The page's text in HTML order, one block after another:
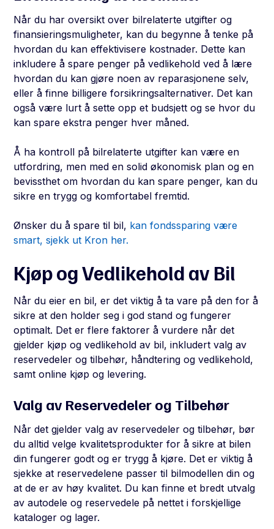
Når du har oversikt over bilrelaterte utgifter og
finansieringsmuligheter, kan du begynne å tenke på
hvordan du kan effektivisere kostnader. Dette kan
inkludere å spare penger på vedlikehold ved å lære
hvordan du kan gjøre noen av reparasjonene selv,
eller å finne billigere forsikringsalternativer. Det kan
også være lurt å sette opp et budsjett og se hvor du
kan spare ekstra penger hver måned.
Å ha kontroll på bilrelaterte utgifter kan være en
utfordring, men med en solid økonomisk plan og en
bevissthet om hvordan du kan spare penger, kan du
sikre en trygg og komfortabel fremtid.
Ønsker du å spare til bil, kan fondssparing være
smart, sjekk ut Kron her.
Kjøp og Vedlikehold av Bil
Når du eier en bil, er det viktig å ta vare på den for å
sikre at den holder seg i god stand og fungerer
optimalt. Det er flere faktorer å vurdere når det
gjelder kjøp og vedlikehold av bil, inkludert valg av
reservedeler og tilbehør, håndtering og vedlikehold,
samt online kjøp og levering.
Valg av Reservedeler og Tilbehør
Når det gjelder valg av reservedeler og tilbehør, bør
du alltid velge kvalitetsprodukter for å sikre at bilen
din fungerer godt og er trygg å kjøre. Det er viktig å
sjekke at reservedelene passer til bilmodellen din og
at de er av høy kvalitet. Du kan finne et bredt utvalg
av autodele og reservedele på nettet i forskjellige
kataloger og lager.